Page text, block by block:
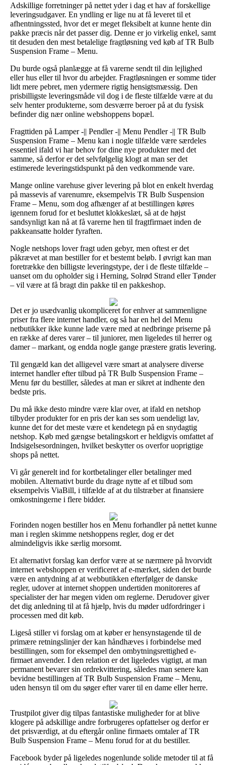
Adskillige forretninger på nettet yder i dag et hav af forskellige
leveringsudgaver. En yndling er lige nu at få leveret til et
afhentningssted, hvor det er meget fleksibelt at kunne hente din
pakke præcis når det passer dig. Denne er jo virkelig enkel, samt
tit desuden den mest betalelige fragtløsning ved køb af TR Bulb
Suspension Frame – Menu.
Du burde også planlægge at få varerne sendt til din lejlighed
eller hus eller til hvor du arbejder. Fragtløsningen er somme tider
lidt mere pebret, men ydermere rigtig hensigtsmæssig. Den
prisbilligste leveringsmåde vil dog i de fleste tilfælde være at du
selv henter produkterne, som desværre beroer på at du fysisk
befinder dig nær online webshoppens bopæl.
Fragttiden på Lamper -|| Pendler -|| Menu Pendler -|| TR Bulb
Suspension Frame – Menu kan i nogle tilfælde være særdeles
essentiel ifald vi har behov for dine nye produkter med det
samme, så derfor er det selvfølgelig klogt at man ser det
estimerede leveringstidspunkt på den vedkommende vare.
Mange online varehuse giver levering på blot en enkelt hverdag
på massevis af varenumre, eksempelvis TR Bulb Suspension
Frame – Menu, som dog afhænger af at bestillingen køres
igennem forud for et besluttet klokkeslæt, så at de højst
sandsynligt kan nå at få varerne hen til fragtfirmaet inden de
pakkeansatte holder fyraften.
Nogle netshops lover fragt uden gebyr, men oftest er det
påkrævet at man bestiller for et bestemt beløb. I øvrigt kan man
foretrække den billigste leveringstype, der i de fleste tilfælde –
uanset om du opholder sig i Herning, Solrød Strand eller Tønder
– vil være at få bragt din pakke til en pakkeshop.
Det er jo usædvanlig ukompliceret for enhver at sammenligne
priser fra flere internet handler, og så har en hel del Menu
netbutikker ikke kunne lade være med at nedbringe priserne på
en række af deres varer – til juniorer, men ligeledes til herrer og
damer – markant, og endda nogle gange præstere gratis levering.
Til gengæld kan det alligevel være smart at analysere diverse
internet handler efter tilbud på TR Bulb Suspension Frame –
Menu før du bestiller, således at man er sikret at indhente den
bedste pris.
Du må ikke desto mindre være klar over, at ifald en netshop
tilbyder produkter for en pris der kan ses som uendeligt lav,
kunne det for det meste være et kendetegn på en snydagtig
netshop. Køb med gængse betalingskort er heldigvis omfattet af
Indsigelsesordningen, hvilket beskytter os overfor uoprigtige
shops på nettet.
Vi går generelt ind for kortbetalinger eller betalinger med
mobilen. Alternativt burde du drage nytte af et tilbud som
eksempelvis ViaBill, i tilfælde af at du tilstræber at finansiere
omkostningerne i flere bidder.
Forinden nogen bestiller hos en Menu forhandler på nettet kunne
man i reglen skimme netshoppens regler, dog er det
almindeligvis ikke særlig morsomt.
Et alternativt forslag kan derfor være at se nærmere på hvorvidt
internet webshoppen er verificeret af e-mærket, siden det burde
være en antydning af at webbutikken efterfølger de danske
regler, udover at internet shoppen undertiden monitoreres af
specialister der har megen viden om reglerne. Derudover giver
det dig anledning til at få hjælp, hvis du møder udfordringer i
processen med dit køb.
Ligeså stiller vi forslag om at køber er hensynstagende til de
primære retningslinjer der kan håndhæves i forbindelse med
bestillingen, som for eksempel den ombytningsrettighed e-
firmaet anvender. I den relation er det ligeledes vigtigt, at man
permanent bevarer sin ordrekvittering, således man senere kan
bevidne bestillingen af TR Bulb Suspension Frame – Menu,
uden hensyn til om du søger efter varer til en dame eller herre.
Trustpilot giver dig tilpas fantastiske muligheder for at blive
klogere på adskillige andre forbrugeres opfattelser og derfor er
det prisværdigt, at du eftergår online firmaets omtaler af TR
Bulb Suspension Frame – Menu forud for at du bestiller.
Facebook byder på ligeledes nogenlunde solide metoder til at få